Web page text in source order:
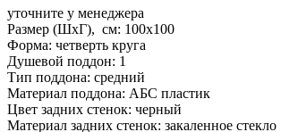
уточните у менеджера
Размер (ШхГ), см: 100x100
Форма: четверть круга
Душевой поддон: 1
Тип поддона: средний
Материал поддона: АБС пластик
Цвет задних стенок: черный
Материал задних стенок: закаленное стекло